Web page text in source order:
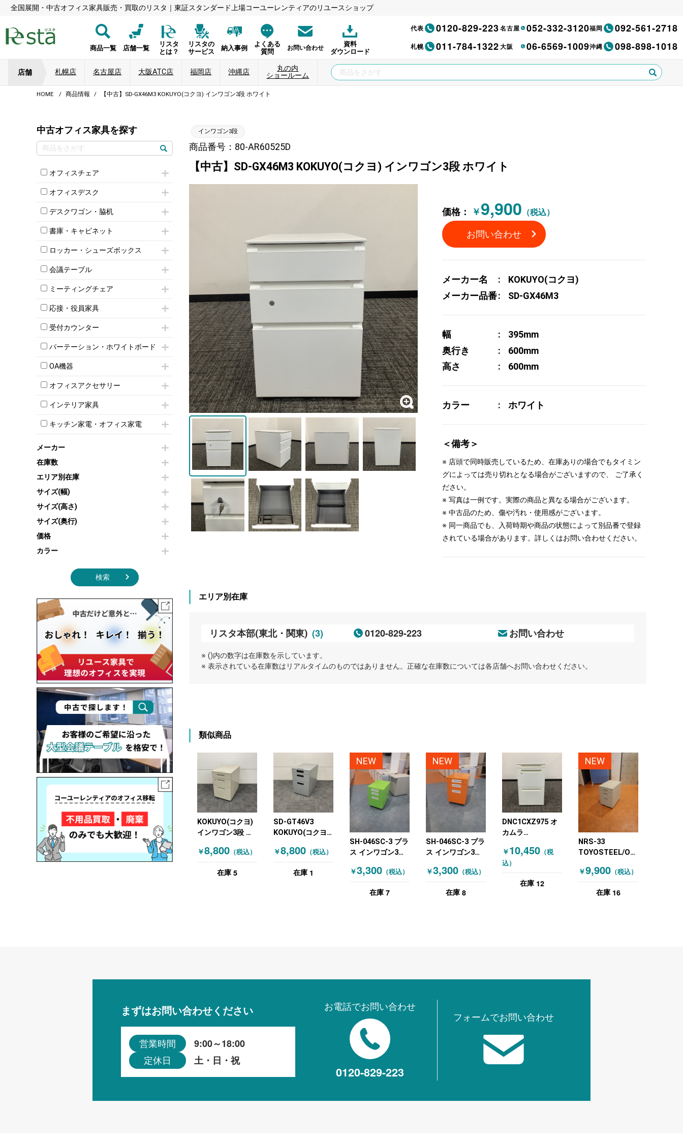
全国展開・中古オフィス家具販売・買取のリスタ｜東証スタンダード上場コーユーレンティアのリユースショップ
商品一覧 店舗一覧
リスタ
とは？
リスタの
サービス
納入事例
よくある
質問
お問い合わせ
資料
ダウンロード
代表 0120-829-223名古屋 052-332-3120福岡 092-561-2718
札幌 011-784-1322大阪 06-6569-1009沖縄 098-898-1018
店舗 札幌店 名古屋店 大阪ATC店 福岡店 沖縄店
丸の内
ショールーム
HOME 商品情報 【中古】SD-GX46M3 KOKUYO(コクヨ) インワゴン3段 ホワイト
中古オフィス家具を探す
オフィスチェア
肘付きチェア
肘無しチェア
役員チェア
オフィスチェアその他
オフィスデスク
片袖机
フリーアドレスデスク（ベンチデスク）
昇降デスク
両袖机
デスクワゴン・脇机
インワゴン2段
インワゴン3段
脇机
書庫・キャビネット
ハイキャビネット
ローキャビネット
両開きキャビネット
上下連結キャビネット
軽量ラック（スチールラック）
収納家具その他
オープン書庫
両開書庫
引き違い書庫
ロッカー・シューズボックス
1人用ロッカー
2人用ロッカー
3人用ロッカー
5人用ロッカー
8人用ロッカー
多人数ロッカー
シリンダー錠ロッカー
ダイヤル錠ロッカー
ボタン錠ロッカー
シューズロッカー・下駄箱
ロッカーその他
会議テーブル
ミーティングテーブル
スタッキングテーブル
ネスティングテーブル
カウンターテーブル
T字脚テーブル
会議テーブルW1200～
会議テーブルW1800～
折りたたみ会議テーブル
ハイテーブル
ミーティングチェア
キャスター付きミーティングチェア
スタッキングミーティングチェア
テーブル付きミーティングチェア
折りたたみミーティングチェア
ハイチェア
ミーティングチェアその他
応接・役員家具
応接セット
応接ソファ
応接チェア
応接・役員家具その他
受付カウンター
ハイカウンター
ローカウンター
ラウンジカウンター
パーテーション・ホワイトボード
パーテーション
自立タイプパーテーション
パーテーションその他
壁掛けホワイトボード
ホワイトボードその他
OA機器
iPad
電話機（ビジネスフォン）
シュレッダー
スクリーン
プリンター・コピー機
オフィスアクセサリー
チェア用台車
演台・講演台・演説台
防音パネル
コートハンガー・ポールハンガー
傘立て
食器棚・キッチンキャビネット
オフィスアクセサリーその他
インテリア家具
モールドチェア
ダイニングチェア
カウンターテーブル
センターテーブル・サイドテーブル
カフェテーブル
ソファ
シェルフ
ダストボックス（ゴミ箱）
インテリア家具その他
キッチン家電・オフィス家電
冷蔵庫・洗濯機
空気清浄機・加湿器
電子レンジ
液晶テレビ・モニター類
エアコン
照明機器
季節家電
その他キッチン家電・オフィス家電
メーカー
在庫数
エリア別在庫
サイズ(幅)
サイズ(高さ)
サイズ(奥行)
価格
カラー
検索
インワゴン3段
商品番号：80-AR60525D
【中古】SD-GX46M3 KOKUYO(コクヨ) インワゴン3段 ホワイト
価格： ￥9,900 （税込）
お問い合わせ
メーカー名
KOKUYO(コクヨ)
メーカー品番
SD-GX46M3
幅
395mm
奥行き
600mm
高さ
600mm
カラー ホワイト
＜備考＞
※ 店頭で同時販売しているため、在庫ありの場合でもタイミン
グによっては売り切れとなる場合がございますので、 ご了承く
ださい。
※ 写真は一例です。実際の商品と異なる場合がございます。
※ 中古品のため、傷や汚れ・使用感がございます。
※ 同一商品でも、入荷時期や商品の状態によって別品番で登録
されている場合があります。詳しくはお問い合わせください。
エリア別在庫
リスタ本部(東北・関東) (3) 0120-829-223 お問い合わせ
※ ()内の数字は在庫数を示しています。
※ 表示されている在庫数はリアルタイムのものではありません。正確な在庫数については各店舗へお問い合わせください。
類似商品
KOKUYO(コクヨ)
インワゴン3段 ニ
￥8,800 （税込）
在庫 5
SD-GT46V3
KOKUYO(コクヨ)
ルバー
￥8,800（税込）
在庫 1
NEW
SH-046SC-3 プラ
ス インワゴン3段
ーン
￥3,300（税込）
在庫 7
NEW
SH-046SC-3 プラ
ス インワゴン3段
ンジ
￥3,300（税込）
在庫 8
DNC1CXZ975 オ
カムラ
ワゴン3段 ホワイ
ト
￥10,450（税
込）
在庫 12
NEW
NRS-33
TOYOSTEEL/OEM
札幌店特価品！ ニ
￥9,900（税込）
在庫 16
まずはお問い合わせください
営業時間 9:00～18:00
定休日 土・日・祝
お電話でお問い合わせ
0120-829-223
フォームでお問い合わせ